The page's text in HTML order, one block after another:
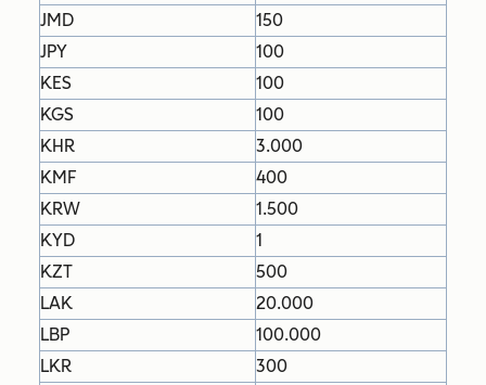
JMD
150
JPY
100
KES
100
KGS
100
KHR
3.000
KMF
400
KRW
1.500
KYD
1
KZT
500
LAK
20.000
LBP
100.000
LKR
300